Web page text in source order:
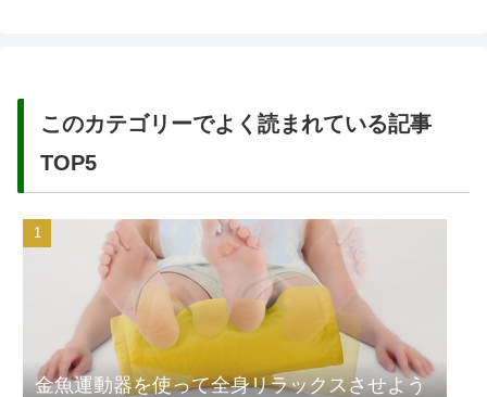
このカテゴリーでよく読まれている記事
TOP5
金魚運動器を使って全身リラックスさせよう